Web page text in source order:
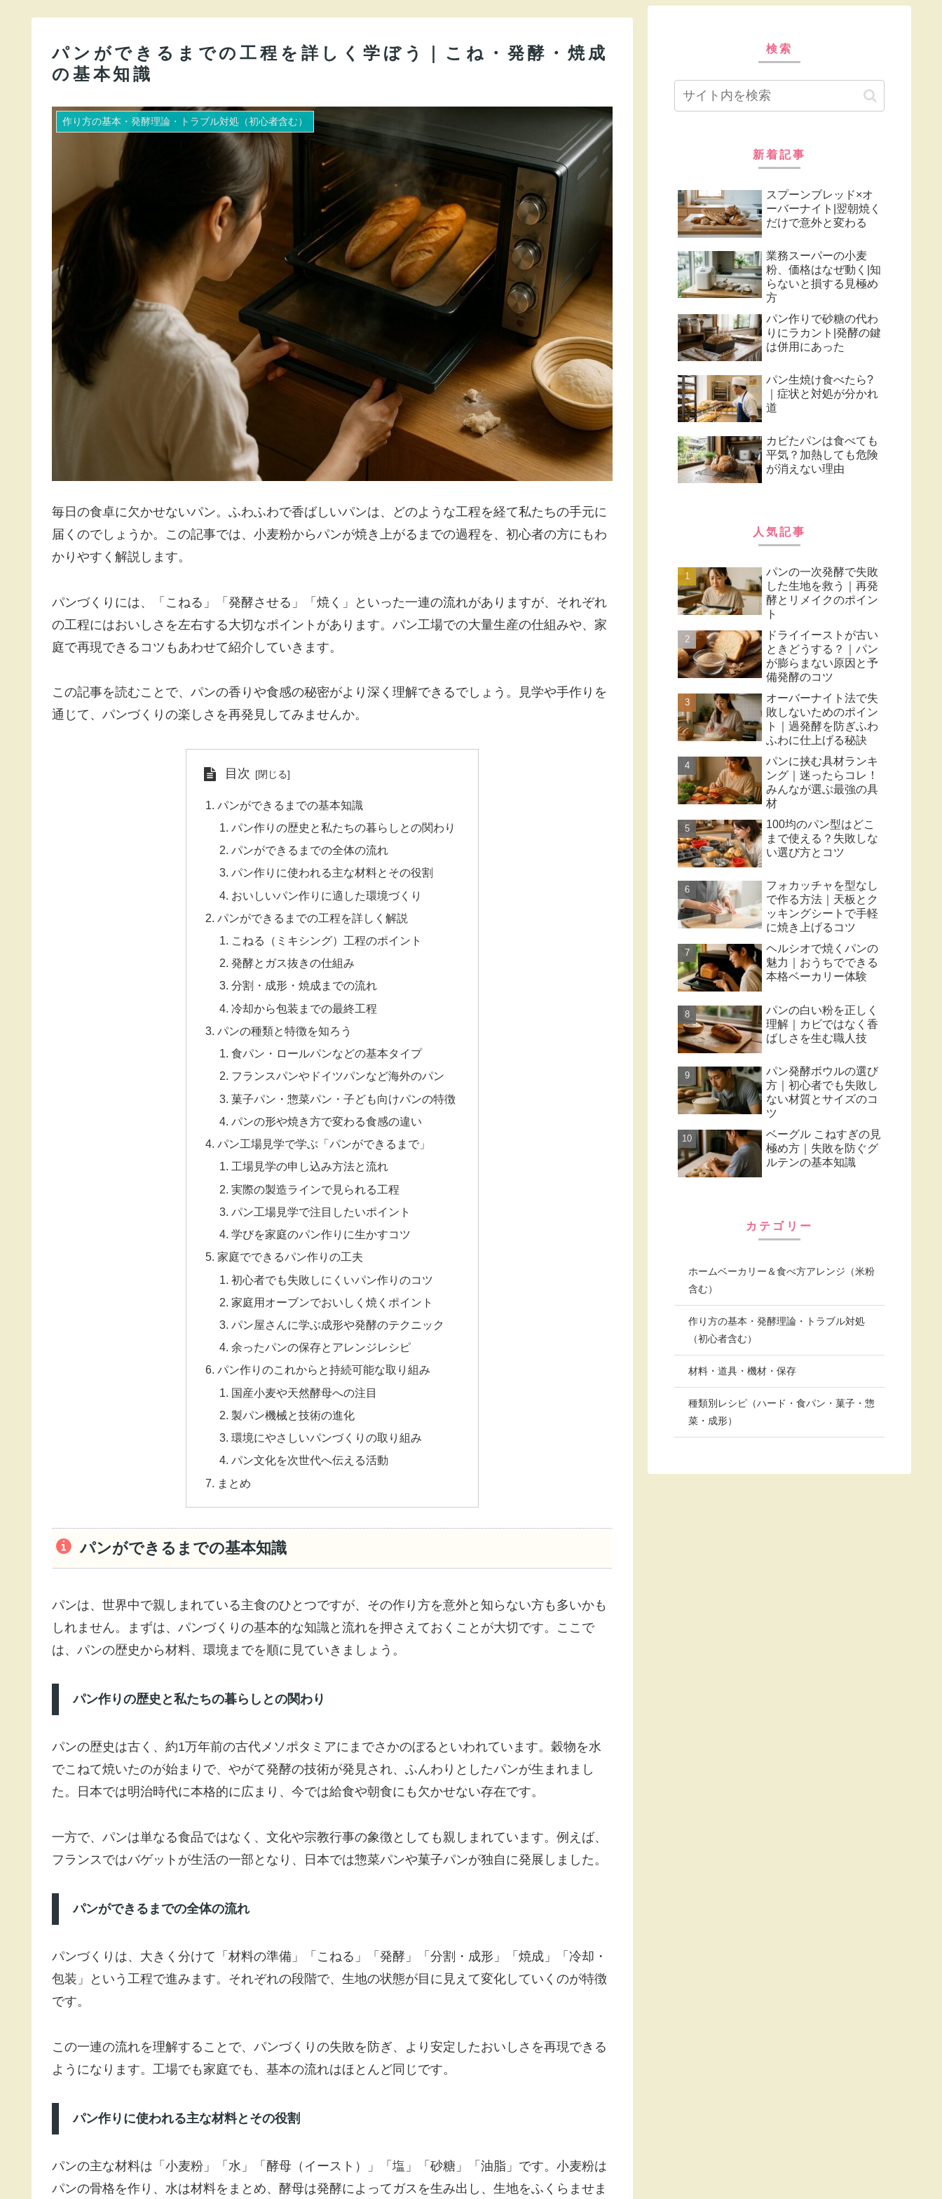
パンができるまでの工程を詳しく学ぼう｜こね・発酵・焼成
の基本知識
作り方の基本・発酵理論・トラブル対処（初心者含む）
毎日の食卓に欠かせないパン。ふわふわで香ばしいパンは、どのような工程を経て私たちの手元に
届くのでしょうか。この記事では、小麦粉からパンが焼き上がるまでの過程を、初心者の方にもわ
かりやすく解説します。
パンづくりには、「こねる」「発酵させる」「焼く」といった一連の流れがありますが、それぞれ
の工程にはおいしさを左右する大切なポイントがあります。パン工場での大量生産の仕組みや、家
庭で再現できるコツもあわせて紹介していきます。
この記事を読むことで、パンの香りや食感の秘密がより深く理解できるでしょう。見学や手作りを
通じて、パンづくりの楽しさを再発見してみませんか。
目次
パンができるまでの基本知識
パン作りの歴史と私たちの暮らしとの関わり
パンができるまでの全体の流れ
パン作りに使われる主な材料とその役割
おいしいパン作りに適した環境づくり
パンができるまでの工程を詳しく解説
こねる（ミキシング）工程のポイント
発酵とガス抜きの仕組み
分割・成形・焼成までの流れ
冷却から包装までの最終工程
パンの種類と特徴を知ろう
食パン・ロールパンなどの基本タイプ
フランスパンやドイツパンなど海外のパン
菓子パン・惣菜パン・子ども向けパンの特徴
パンの形や焼き方で変わる食感の違い
パン工場見学で学ぶ「パンができるまで」
工場見学の申し込み方法と流れ
実際の製造ラインで見られる工程
パン工場見学で注目したいポイント
学びを家庭のパン作りに生かすコツ
家庭でできるパン作りの工夫
初心者でも失敗しにくいパン作りのコツ
家庭用オーブンでおいしく焼くポイント
パン屋さんに学ぶ成形や発酵のテクニック
余ったパンの保存とアレンジレシピ
パン作りのこれからと持続可能な取り組み
国産小麦や天然酵母への注目
製パン機械と技術の進化
環境にやさしいパンづくりの取り組み
パン文化を次世代へ伝える活動
まとめ
パンができるまでの基本知識
パンは、世界中で親しまれている主食のひとつですが、その作り方を意外と知らない方も多いかも
しれません。まずは、パンづくりの基本的な知識と流れを押さえておくことが大切です。ここで
は、パンの歴史から材料、環境までを順に見ていきましょう。
パン作りの歴史と私たちの暮らしとの関わり
パンの歴史は古く、約1万年前の古代メソポタミアにまでさかのぼるといわれています。穀物を水
でこねて焼いたのが始まりで、やがて発酵の技術が発見され、ふんわりとしたパンが生まれまし
た。日本では明治時代に本格的に広まり、今では給食や朝食にも欠かせない存在です。
一方で、パンは単なる食品ではなく、文化や宗教行事の象徴としても親しまれています。例えば、
フランスではバゲットが生活の一部となり、日本では惣菜パンや菓子パンが独自に発展しました。
パンができるまでの全体の流れ
パンづくりは、大きく分けて「材料の準備」「こねる」「発酵」「分割・成形」「焼成」「冷却・
包装」という工程で進みます。それぞれの段階で、生地の状態が目に見えて変化していくのが特徴
です。
この一連の流れを理解することで、パンづくりの失敗を防ぎ、より安定したおいしさを再現できる
ようになります。工場でも家庭でも、基本の流れはほとんど同じです。
パン作りに使われる主な材料とその役割
パンの主な材料は「小麦粉」「水」「酵母（イースト）」「塩」「砂糖」「油脂」です。小麦粉は
パンの骨格を作り、水は材料をまとめ、酵母は発酵によってガスを生み出し、生地をふくらませま
検索
新着記事
スプーンブレッド×オ
ーバーナイト|翌朝焼く
だけで意外と変わる
業務スーパーの小麦
粉、価格はなぜ動く|知
らないと損する見極め
方
パン作りで砂糖の代わ
りにラカント|発酵の鍵
は併用にあった
パン生焼け食べたら?
｜症状と対処が分かれ
道
カビたパンは食べても
平気？加熱しても危険
が消えない理由
人気記事
パンの一次発酵で失敗
した生地を救う｜再発
酵とリメイクのポイン
ト
ドライイーストが古い
ときどうする？｜パン
が膨らまない原因と予
備発酵のコツ
オーバーナイト法で失
敗しないためのポイン
ト｜過発酵を防ぎふわ
ふわに仕上げる秘訣
パンに挟む具材ランキ
ング｜迷ったらコレ！
みんなが選ぶ最強の具
材
100均のパン型はどこ
まで使える？失敗しな
い選び方とコツ
フォカッチャを型なし
で作る方法｜天板とク
ッキングシートで手軽
に焼き上げるコツ
ヘルシオで焼くパンの
魅力｜おうちでできる
本格ベーカリー体験
パンの白い粉を正しく
理解｜カビではなく香
ばしさを生む職人技
パン発酵ボウルの選び
方｜初心者でも失敗し
ない材質とサイズのコ
ツ
ベーグル こねすぎの見
極め方｜失敗を防ぐグ
ルテンの基本知識
カテゴリー
ホームベーカリー＆食べ方アレンジ（米粉
含む）
作り方の基本・発酵理論・トラブル対処
（初心者含む）
材料・道具・機材・保存
種類別レシピ（ハード・食パン・菓子・惣
菜・成形）